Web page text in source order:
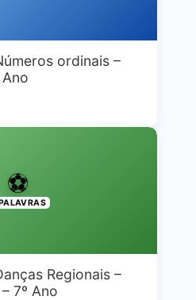
ordinais –
⚽
Regionais –
7º Ano